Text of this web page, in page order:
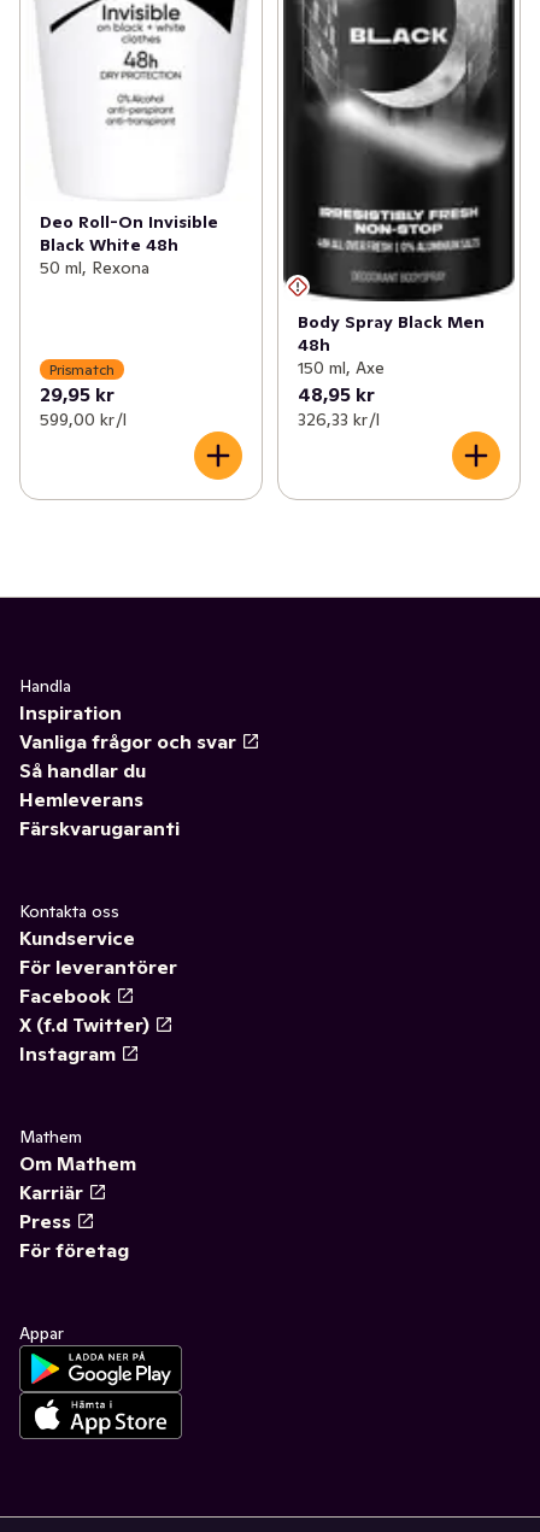
Deo Roll-On Invisible
Black White 48h
50 ml, Rexona
Prismatch
29,95 kr
599,00 kr /l
Body Spray Black Men
48h
150 ml, Axe
48,95 kr
326,33 kr /l
Handla
Inspiration
Vanliga frågor och svar
Så handlar du
Hemleverans
Färskvarugaranti
Kontakta oss
Kundservice
För leverantörer
Facebook
X (f.d Twitter)
Instagram
Mathem
Om Mathem
Karriär
Press
För företag
Appar